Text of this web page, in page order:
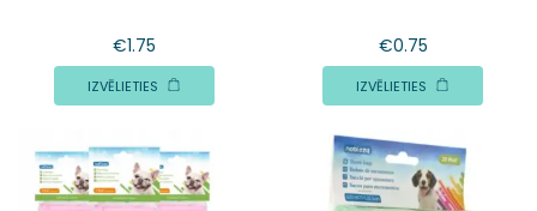
€1.75
IZVĒLIETIES
€0.75
IZVĒLIETIES